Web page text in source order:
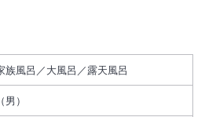
族風呂／大風呂／露天風呂
）